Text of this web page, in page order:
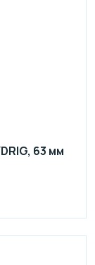
63 мм